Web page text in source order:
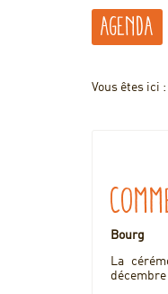
Agenda
Vous êtes ici :
Bourg
La
décembre